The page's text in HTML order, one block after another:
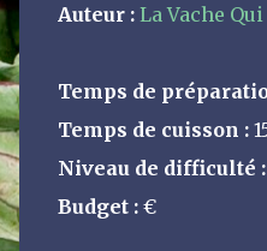
Auteur : La Vache
Temps de
Temps de cuisson :
Niveau de difficulté :
Budget : €